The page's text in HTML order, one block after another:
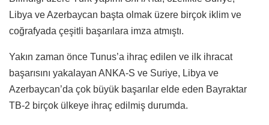
Libya ve Azerbaycan başta olmak üzere birçok iklim ve
coğrafyada çeşitli başarılara imza atmıştı.
Yakın zaman önce Tunus’a ihraç edilen ve ilk ihracat
başarısını yakalayan ANKA-S ve Suriye, Libya ve
Azerbaycan’da çok büyük başarılar elde eden Bayraktar
TB-2 birçok ülkeye ihraç edilmiş durumda.